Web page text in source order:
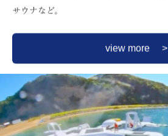
サウナなど。
view more >